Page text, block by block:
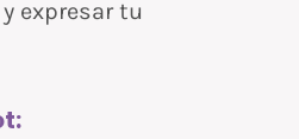
expresar tu